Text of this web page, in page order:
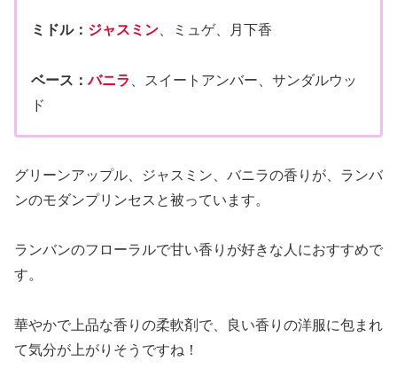
ミドル： ジャスミン 、ミュゲ、月下香
ベース：バニラ
、スイートアンバー、サンダルウッ
ド
グリーンアップル、ジャスミン、バニラの香りが、ランバ
ンのモダンプリンセスと被っています。
ランバンのフローラルで甘い香りが好きな人におすすめで
す。
華やかで上品な香りの柔軟剤で、良い香りの洋服に包まれ
て気分が上がりそうですね！